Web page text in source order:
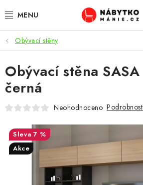
na
OBÝVACÍ POKOJ
KUCHYŇ A JÍDELNA
LOŽNICE
KANCELÁŘ / PRACOVNA
Obývací stěny
Obývací stěna
černá
Neohodnoceno
7 %
Akce